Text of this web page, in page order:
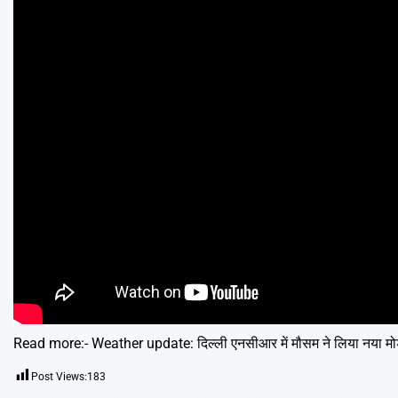
Read more:-Weather update: दिल्ली एनसीआर में मौसम ने लिया नया
Post Views:183